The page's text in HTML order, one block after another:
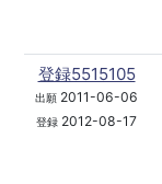
登録5515105
出願 2011-06-06
登録 2012-08-17